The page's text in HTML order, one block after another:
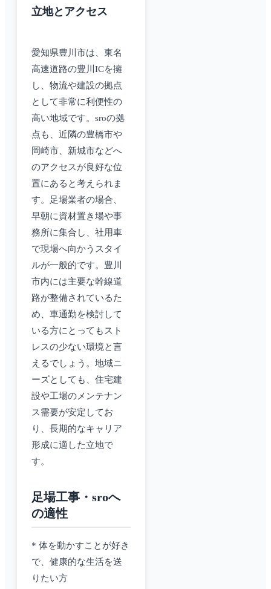
立地とアクセス
愛知県豊川市は、東名
高速道路の豊川ICを擁
し、物流や建設の拠点
として非常に利便性の
高い地域です。sroの拠
点も、近隣の豊橋市や
岡崎市、新城市などへ
のアクセスが良好な位
置にあると考えられま
す。足場業者の場合、
早朝に資材置き場や事
務所に集合し、社用車
で現場へ向かうスタイ
ルが一般的です。豊川
市内には主要な幹線道
路が整備されているた
め、車通勤を検討して
いる方にとってもスト
レスの少ない環境と言
えるでしょう。地域ニ
ーズとしても、住宅建
設や工場のメンテナン
ス需要が安定してお
り、長期的なキャリア
形成に適した立地で
す。
足場工事・sroへ
の適性
* 体を動かすことが好き
で、健康的な生活を送
りたい方